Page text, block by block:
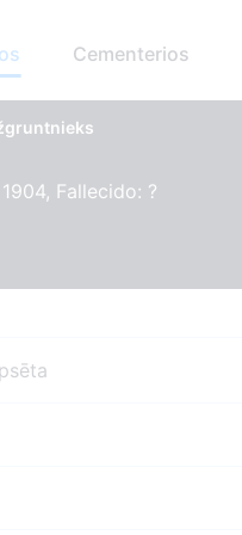
Cementerios
Fallecido: ?